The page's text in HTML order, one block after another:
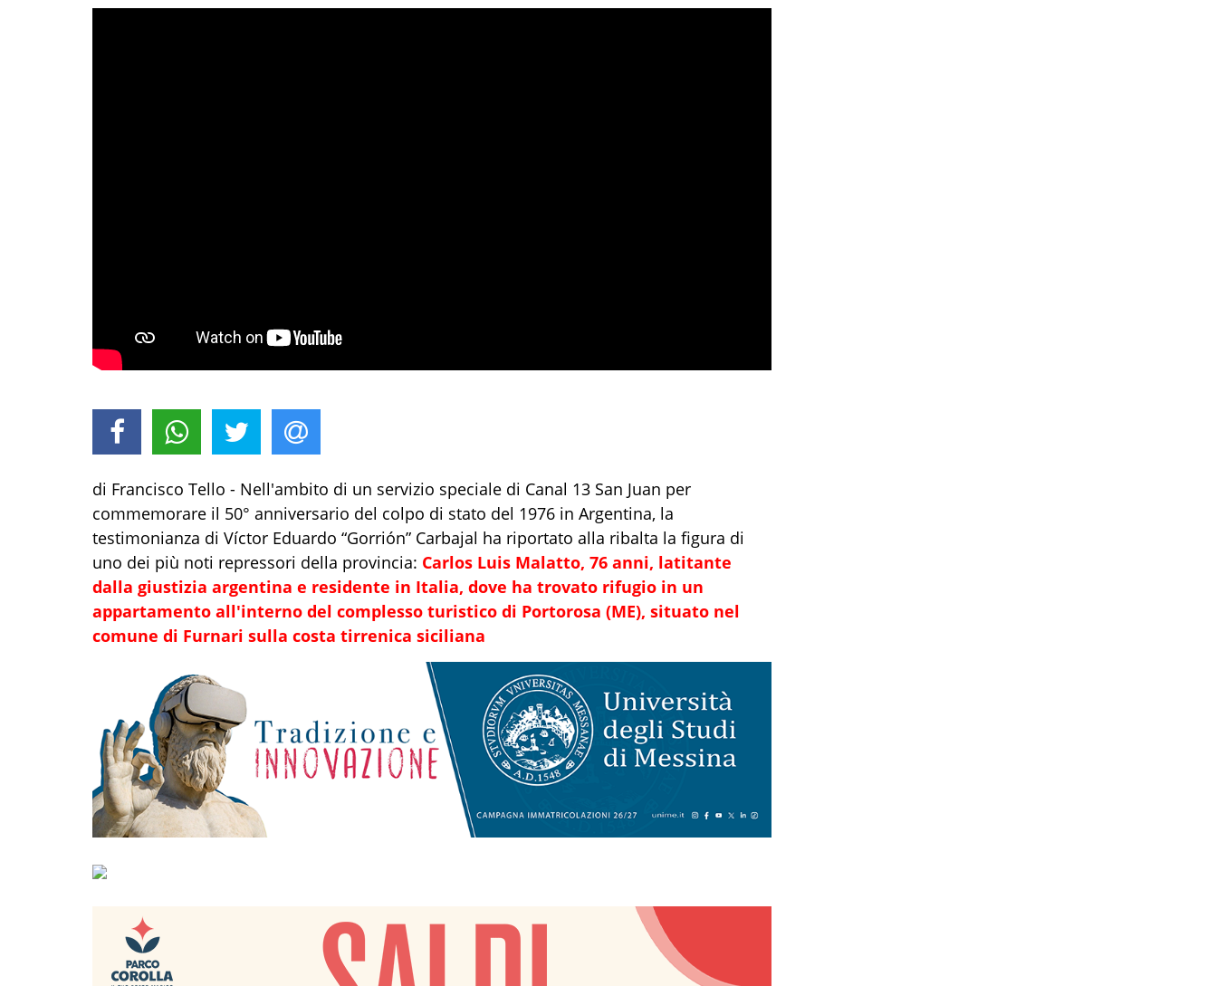
di Francisco Tello - Nell'ambito di un servizio speciale di Canal 13 San Juan per
commemorare il 50° anniversario del colpo di stato del 1976 in Argentina, la
testimonianza di Víctor Eduardo “Gorrión” Carbajal ha riportato alla ribalta la figura di
uno dei più noti repressori della provincia: Carlos Luis Malatto, 76 anni, latitante
dalla giustizia argentina e residente in Italia, dove ha trovato rifugio in un
appartamento all'interno del complesso turistico di Portorosa (ME), situato nel
comune di Furnari sulla costa tirrenica siciliana